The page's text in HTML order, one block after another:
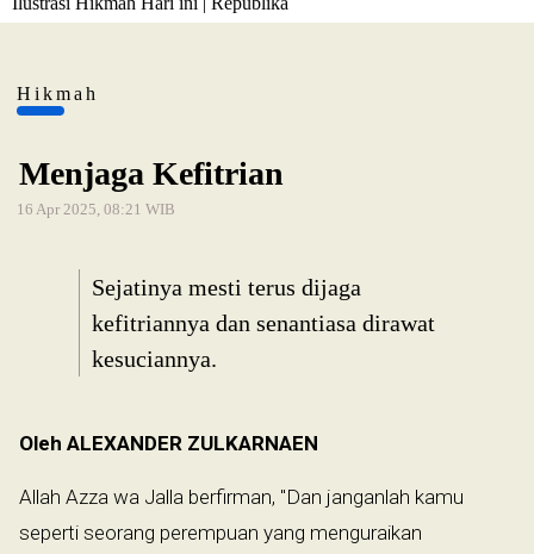
Hikmah
Menjaga Kefitrian
16 Apr 2025, 08:21 WIB
Sejatinya mesti terus dijaga
kefitriannya dan senantiasa dirawat
kesuciannya.
Oleh ALEXANDER ZULKARNAEN
Allah Azza wa Jalla berfirman, "Dan janganlah kamu
seperti seorang perempuan yang menguraikan